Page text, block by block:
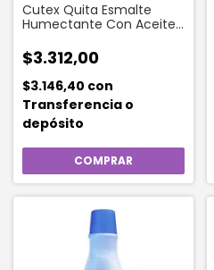
Cutex Quita Esmalte
Humectante Con Aceite
$3.312,00
$3.146,40 con
Transferencia o
depósito